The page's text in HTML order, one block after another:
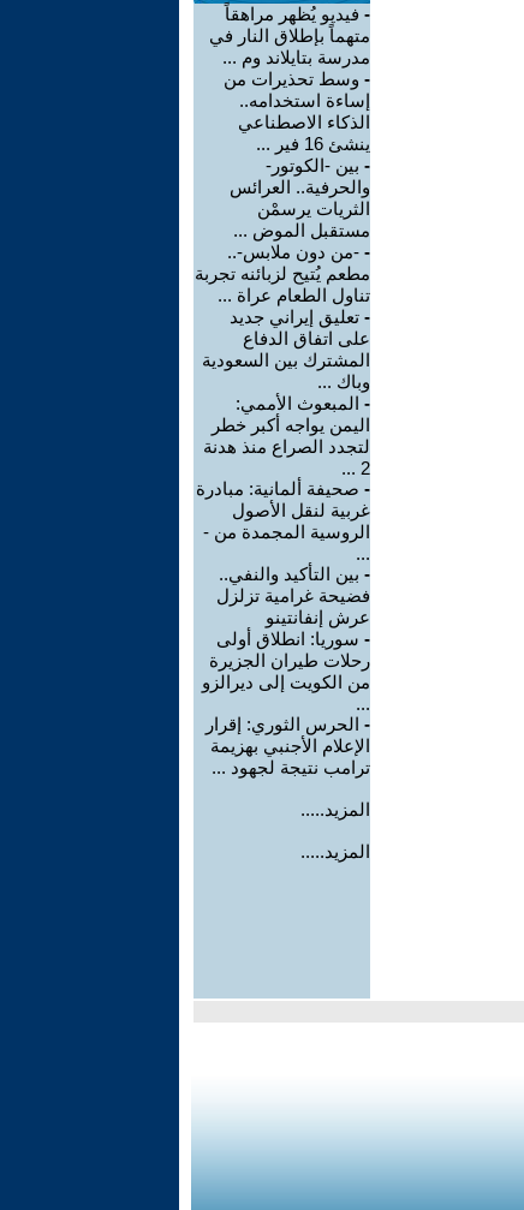
- فيديو يُظهر مراهقاً
متهماً بإطلاق النار في
مدرسة بتايلاند وم ...
- وسط تحذيرات من
إساءة استخدامه..
الذكاء الاصطناعي
ينشئ 16 فير ...
- بين -الكوتور-
والحرفية.. العرائس
الثريات يرسمْن
مستقبل الموض ...
- -من دون ملابس-..
مطعم يُتيح لزبائنه تجربة
تناول الطعام عراة ...
- تعليق إيراني جديد
على اتفاق الدفاع
المشترك بين السعودية
وباك ...
- المبعوث الأممي:
اليمن يواجه أكبر خطر
لتجدد الصراع منذ هدنة
2 ...
- صحيفة ألمانية: مبادرة
غربية لنقل الأصول
الروسية المجمدة من -
...
- بين التأكيد والنفي..
فضيحة غرامية تزلزل
عرش إنفانتينو
- سوريا: انطلاق أولى
رحلات طيران الجزيرة
من الكويت إلى ديرالزو
...
- الحرس الثوري: إقرار
الإعلام الأجنبي بهزيمة
ترامب نتيجة لجهود ...
المزيد.....
المزيد.....